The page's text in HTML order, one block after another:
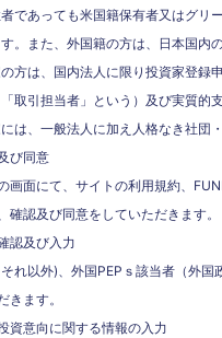
であっても米国籍保有者又はグリ
。また、外国籍の方は、日本国内
方は、国内法人に限り投資家登録
取引担当者」という）及び実質的
は、一般法人に加え人格なき社団
び同意
画面にて、サイトの利用規約、
確認及び同意をしていただきます。
認及び入力
れ以外)、外国PEPｓ該当者（外
きます。
資意向に関する情報の入力